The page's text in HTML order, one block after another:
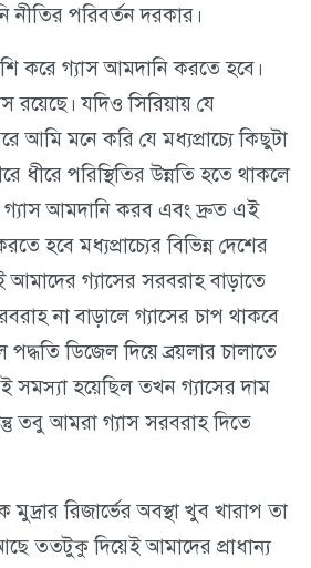
নীতির পরিবর্তন দরকার।
করে গ্যাস আমদানি করতে হবে।
রয়েছে। যদিও সিরিয়ায় যে
আমি মনে করি যে মধ্যপ্রাচ্যে কিছুটা
ধীরে পরিস্থিতির উন্নতি হতে থাকলে
আমদানি করব এবং দ্রুত এই
হবে মধ্যপ্রাচ্যের বিভিন্ন দেশের
আমাদের গ্যাসের সরবরাহ বাড়াতে
না বাড়ালে গ্যাসের চাপ থাকবে
ডিজেল দিয়ে ব্রয়লার চালাতে
হয়েছিল তখন গ্যাসের দাম
তবু আমরা গ্যাস সরবরাহ দিতে
রিজার্ভের অবস্থা খুব খারাপ তা
ততটুকু দিয়েই আমাদের প্রাধান্য